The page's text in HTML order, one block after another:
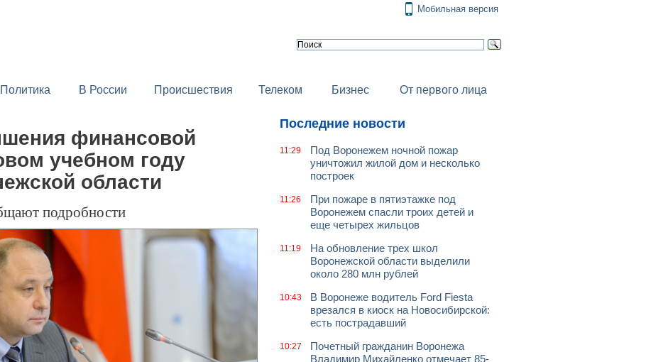
Мобильная версия
Политика В России Происшествия Телеком Бизнес От первого лица
финансовой
учебном году
области
подробности
Последние новости
11:29
Под Воронежем ночной пожар
уничтожил жилой дом и несколько
построек
11:26
При пожаре в пятиэтажке под
Воронежем спасли троих детей и
еще четырех жильцов
11:19
На обновление трех школ
Воронежской области выделили
около 280 млн рублей
10:43
В Воронеже водитель Ford Fiesta
врезался в киоск на Новосибирской:
есть пострадавший
10:27
Почетный гражданин Воронежа
Владимир Михайленко отмечает 85-